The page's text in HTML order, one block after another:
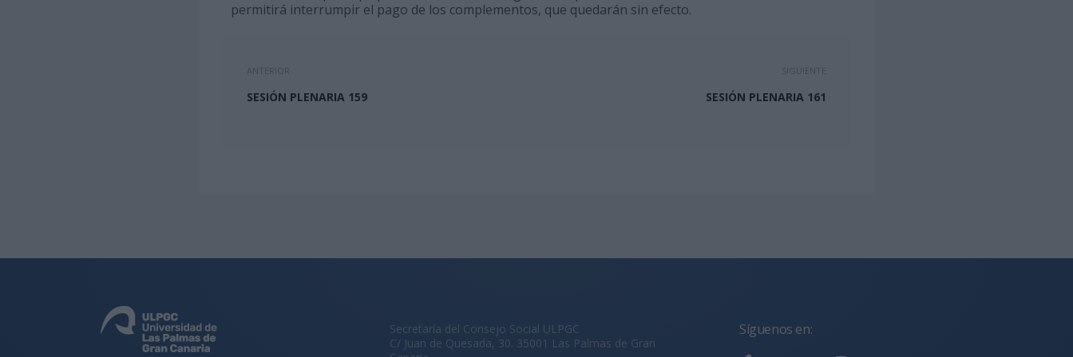
permitirá interrumpir el pago de los complementos, que quedarán sin efecto.
ANTERIOR
SESIÓN PLENARIA 159
SIGUIENTE
SESIÓN PLENARIA 161
Secretaría del Consejo Social ULPGC
C/ Juan de Quesada, 30. 35001 Las Palmas de Gran
Síguenos en: